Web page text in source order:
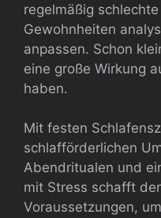
regelmäßig
Gewohnheiten
anpassen. Schon
eine große Wirkung
haben.
Mit festen
schlafförderlichen
Abendritualen und
mit Stress schafft
Voraussetzungen,